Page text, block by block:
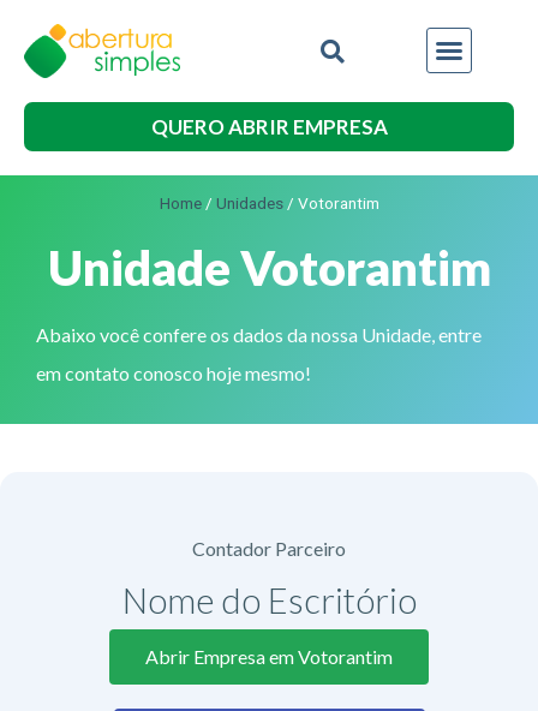
QUERO ABRIR EMPRESA
Home/ Unidades/ Votorantim
Unidade Votorantim
Abaixo você confere os dados da nossa Unidade, entre
em contato conosco hoje mesmo!
Contador Parceiro
Nome do Escritório​
Abrir Empresa em Votorantim